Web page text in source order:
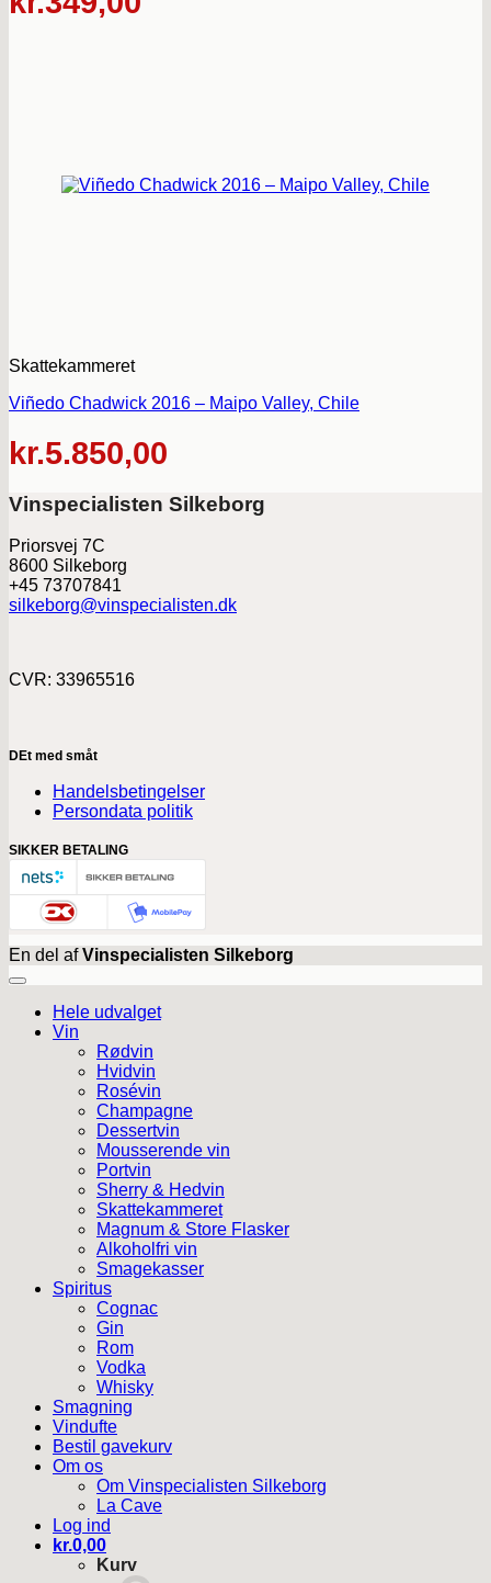
Skattekammeret
Viñedo Chadwick 2016 – Maipo Valley, Chile
kr.5.850,00
Vinspecialisten Silkeborg
Priorsvej 7C
8600 Silkeborg
+45 73707841
silkeborg@vinspecialisten.dk
CVR: 33965516
DEt med småt
Handelsbetingelser
Persondata politik
SIKKER BETALING
En del afVinspecialisten Silkeborg
Hele udvalget
Vin
Rødvin
Hvidvin
Rosévin
Champagne
Dessertvin
Mousserende vin
Portvin
Sherry & Hedvin
Skattekammeret
Magnum & Store Flasker
Alkoholfri vin
Smagekasser
Spiritus
Cognac
Gin
Rom
Vodka
Whisky
Smagning
Vindufte
Bestil gavekurv
Om os
Om Vinspecialisten Silkeborg
La Cave
Log ind
kr.0,00
Kurv